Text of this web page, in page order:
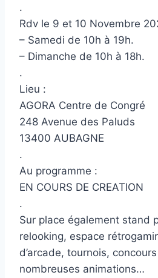
.
Rdv le 9 et 10 Novembre
– Samedi de 10h à 19h.
– Dimanche de 10h à 18h.
.
Lieu :
AGORA Centre de Congré
248 Avenue des Paluds
13400 AUBAGNE
.
Au programme :
EN COURS DE CREATION
.
Sur place également stand
relooking, espace
d’arcade, tournois,
nombreuses animations…